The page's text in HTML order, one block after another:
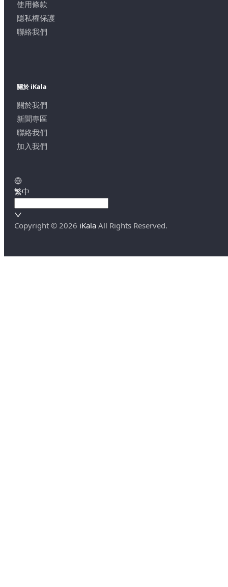
使用條款
隱私權保護
聯絡我們
關於 iKala
關於我們
新聞專區
聯絡我們
加入我們
繁中
Copyright © 2026 iKala All Rights Reserved.